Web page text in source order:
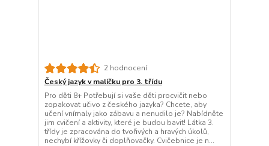
2 hodnocení
Český jazyk v malíčku pro 3. třídu
Pro děti 8+ Potřebují si vaše děti procvičit nebo
zopakovat učivo z českého jazyka? Chcete, aby
učení vnímaly jako zábavu a nenudilo je? Nabídněte
jim cvičení a aktivity, které je budou bavit! Látka 3.
třídy je zpracována do tvořivých a hravých úkolů,
nechybí křížovky či doplňovačky. Cvičebnice je n...